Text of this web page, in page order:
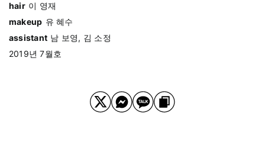
hair 이 영재
makeup 유 혜수
assistant 남 보영, 김 소정
2019년 7월호